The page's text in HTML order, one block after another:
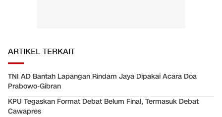
ARTIKEL TERKAIT
TNI AD Bantah Lapangan Rindam Jaya Dipakai Acara Doa
Prabowo-Gibran
KPU Tegaskan Format Debat Belum Final, Termasuk Debat
Cawapres